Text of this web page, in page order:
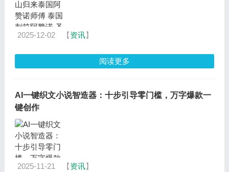
2025-12-02 【资讯】
阅读更多
AI一键织文小说智造器：十步引导零门槛，万字爆款一
键创作
2025-11-21 【资讯】